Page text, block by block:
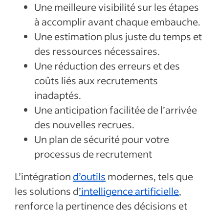
Une meilleure visibilité sur les étapes
à accomplir avant chaque embauche.
Une estimation plus juste du temps et
des ressources nécessaires.
Une réduction des erreurs et des
coûts liés aux recrutements
inadaptés.
Une anticipation facilitée de l’arrivée
des nouvelles recrues.
Un plan de sécurité pour votre
processus de recrutement
L’intégration d’outils modernes, tels que
les solutions d’intelligence artificielle,
renforce la pertinence des décisions et